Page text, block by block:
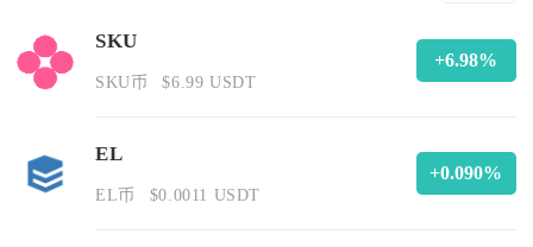
SKU
SKU币 $6.99 USDT
+6.98%
EL
EL币 $0.0011 USDT
+0.090%